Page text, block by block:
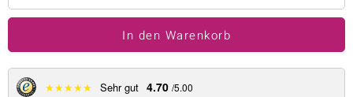
Collection
In den Warenkorb
★★★★★ Sehr gut 4.70 /5.00